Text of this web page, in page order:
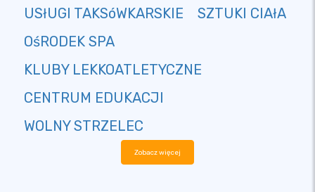
USłUGI TAKSóWKARSKIE
SZTUKI CIAłA
OśRODEK SPA
KLUBY LEKKOATLETYCZNE
CENTRUM EDUKACJI
WOLNY STRZELEC
Zobacz więcej